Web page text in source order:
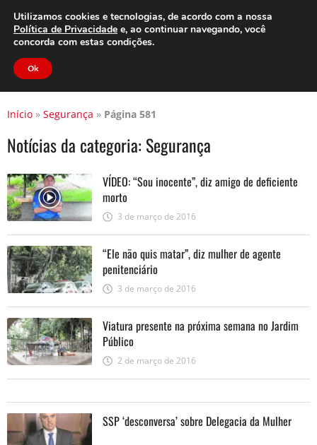
Clube do Assinante Área do Assinante
Início » Segurança » Página 581
Notícias da categoria: Segurança
VÍDEO: “Sou inocente”, diz amigo de deficiente
morto
3 de março de 2016
“Ele não quis matar”, diz mulher de agente
penitenciário
3 de março de 2016
Viatura presente na próxima semana no Jardim
Público
2 de março de 2016
SSP ‘desconversa’ sobre Delegacia da Mulher
Utilizamos cookies e tecnologias, de acordo com a nossa
Política de Privacidade e, ao continuar navegando, você
concorda com estas condições.
Ok